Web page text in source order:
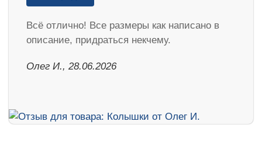
Всё отлично! Все размеры как написано в
описание, придраться некчему.
Олег И., 28.06.2026